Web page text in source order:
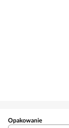
Opakowanie